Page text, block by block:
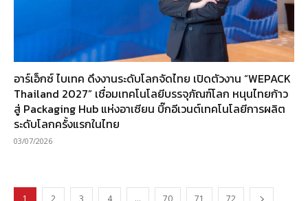
อาร์เอ็กซ์ ไบเทค ดึงงานระดับโลกจัดไทย เปิดตัวงาน “WEPACK
Thailand 2027” เชื่อมเทคโนโลยีบรรจุภัณฑ์โลก หนุนไทยก้าว
สู่ Packaging Hub แห่งอาเซียน บิ๊กอีเวนต์เทคโนโลยีการผลิต
ระดับโลกครั้งแรกในไทย
03/07/2026
1 2 3 4 … 70 71 72